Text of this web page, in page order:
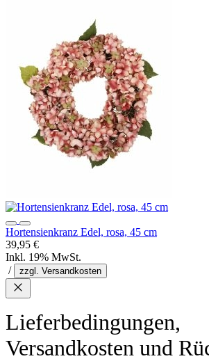
Hortensienkranz Edel, rosa, 45 cm
39,95 €
Inkl. 19% MwSt.
/
zzgl. Versandkosten
Lieferbedingungen,
Versandkosten und